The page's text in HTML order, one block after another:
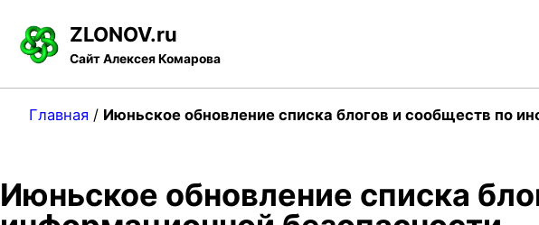
p
c
f
ZLONOV.ru
Сайт Алексея Комарова
Главная / Июньское обновление списка блогов и сообществ по
Июньское обновление списка